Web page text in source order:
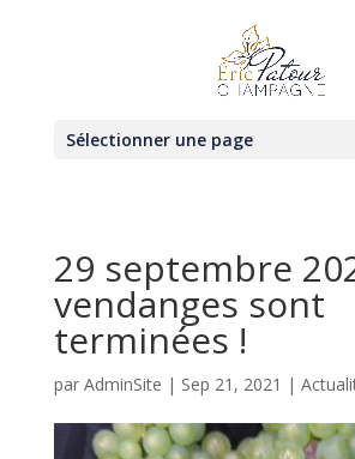
Sélectionner une page
29 septembre
vendanges sont
terminées !
par AdminSite | Sep 21, 2021 |